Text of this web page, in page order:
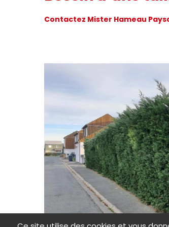
Contactez Mister Hameau